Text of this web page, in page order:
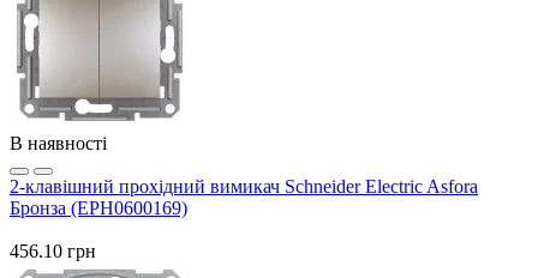
В наявності
2-клавішний прохідний вимикач Schneider Electric Asfora
Бронза (EPH0600169)
456.10 грн